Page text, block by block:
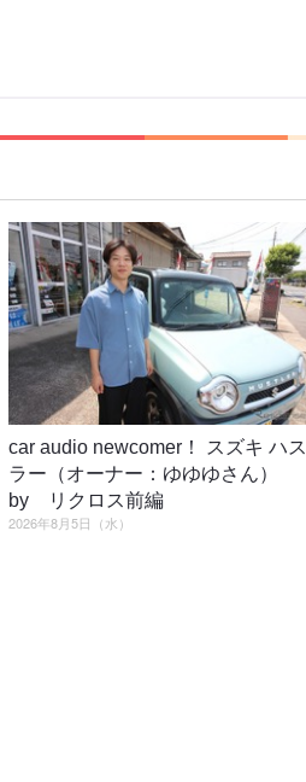
car audio newcomer！ スズキ ハス
ラー（オーナー：ゆゆゆさん）
by リクロス前編
2026年8月5日（水）